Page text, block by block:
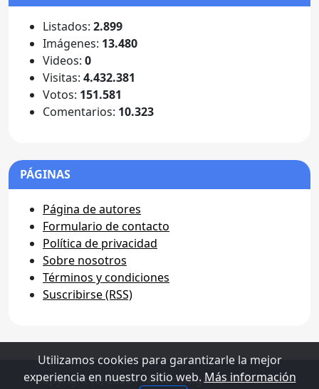
Listados: 2.899
Imágenes: 13.480
Videos: 0
Visitas: 4.432.381
Votos: 151.581
Comentarios: 10.323
PÁGINAS
Página de autores
Formulario de contacto
Política de privacidad
Sobre nosotros
Términos y condiciones
Suscribirse (RSS)
Copyright (c) 2026 - www.comga.es - Todos los
Utilizamos cookies para garantizarle la mejor
experiencia en nuestro sitio web. Más información